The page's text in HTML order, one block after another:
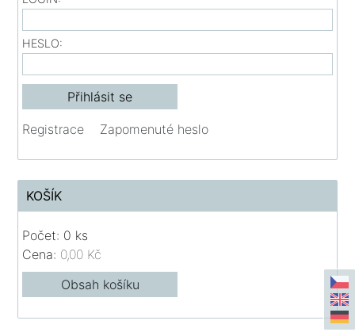
HESLO:
Registrace Zapomenuté heslo
KOŠÍK
Počet: 0 ks
Cena: 0,00 Kč
Obsah košíku